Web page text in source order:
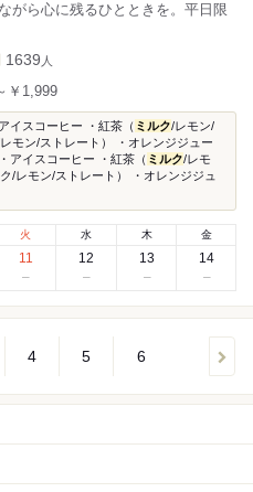
がら心に残るひとときを。平日限
1639 人
￥1,999
イスコーヒー ・紅茶（ ミルク/レモン/
モン/ストレート） ・オレンジジュー
アイスコーヒー ・紅茶（ ミルク/レモ
/レモン/ストレート） ・オレンジジュ
火
11
水
12
木
13
金
14
4 5 6